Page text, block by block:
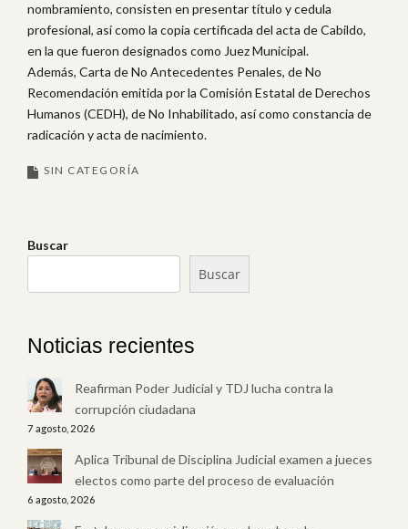
nombramiento, consisten en presentar título y cedula
profesional, así como la copia certificada del acta de Cabildo,
en la que fueron designados como Juez Municipal.
Además, Carta de No Antecedentes Penales, de No
Recomendación emitida por la Comisión Estatal de Derechos
Humanos (CEDH), de No Inhabilitado, así como constancia de
radicación y acta de nacimiento.
SIN CATEGORÍA
Buscar
Buscar
Noticias recientes
Reafirman Poder Judicial y TDJ lucha contra la
corrupción ciudadana
7 agosto, 2026
Aplica Tribunal de Disciplina Judicial examen a jueces
electos como parte del proceso de evaluación
6 agosto, 2026